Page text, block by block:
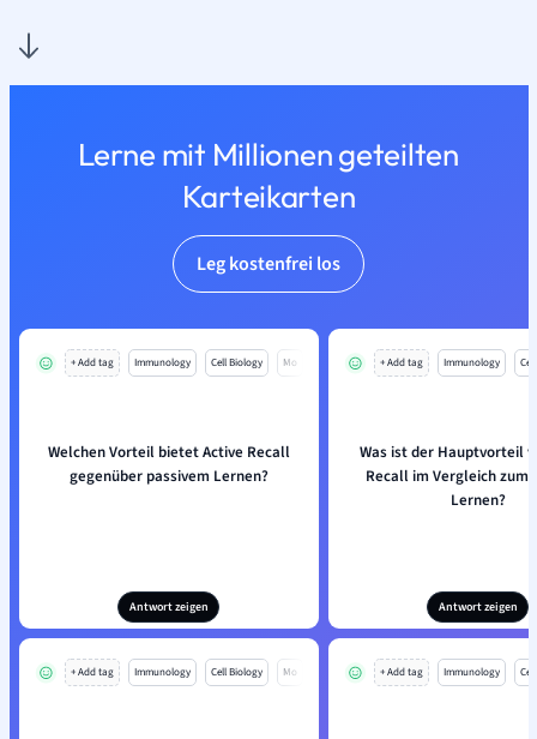
Lerne mit Millionen geteilten
Karteikarten
Leg kostenfrei los
+ Add tag Immunology Cell Biology Mo
Welchen Vorteil bietet Active Recall
gegenüber passivem Lernen?
Antwort zeigen
+ Add tag Immunology
Was ist der Hauptvorteil
Recall im Vergleich zum
Lernen?
Antwort zeigen
+ Add tag Immunology Cell Biology Mo + Add tag Immunology